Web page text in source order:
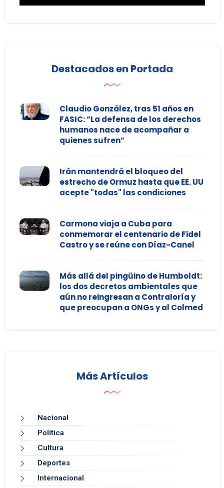
Destacados en Portada
Claudio González, tras 51 años en
FASIC: “La defensa de los derechos
humanos nace de acompañar a
quienes sufren”
Irán mantendrá el bloqueo del
estrecho de Ormuz hasta que EE. UU
acepte "todas" las condiciones
Carmona viaja a Cuba para
conmemorar el centenario de Fidel
Castro y se reúne con Díaz-Canel
Más allá del pingüino de Humboldt:
los dos decretos ambientales que
aún no reingresan a Contraloría y
que preocupan a ONGs y al Colmed
Más Artículos
Nacional
Política
Cultura
Deportes
Internacional